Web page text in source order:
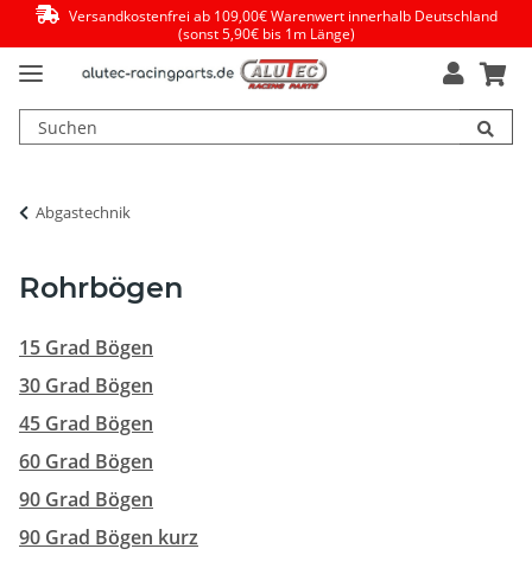
Versandkostenfrei ab 109,00€ Warenwert innerhalb Deutschland
(sonst 5,90€ bis 1m Länge)
Abgastechnik
Rohrbögen
15 Grad Bögen
30 Grad Bögen
45 Grad Bögen
60 Grad Bögen
90 Grad Bögen
90 Grad Bögen kurz